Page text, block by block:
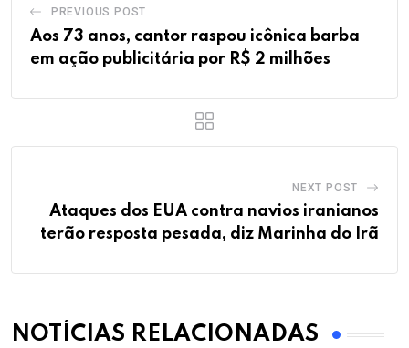
PREVIOUS POST
Aos 73 anos, cantor raspou icônica barba
em ação publicitária por R$ 2 milhões
NEXT POST
Ataques dos EUA contra navios iranianos
terão resposta pesada, diz Marinha do Irã
NOTÍCIAS RELACIONADAS